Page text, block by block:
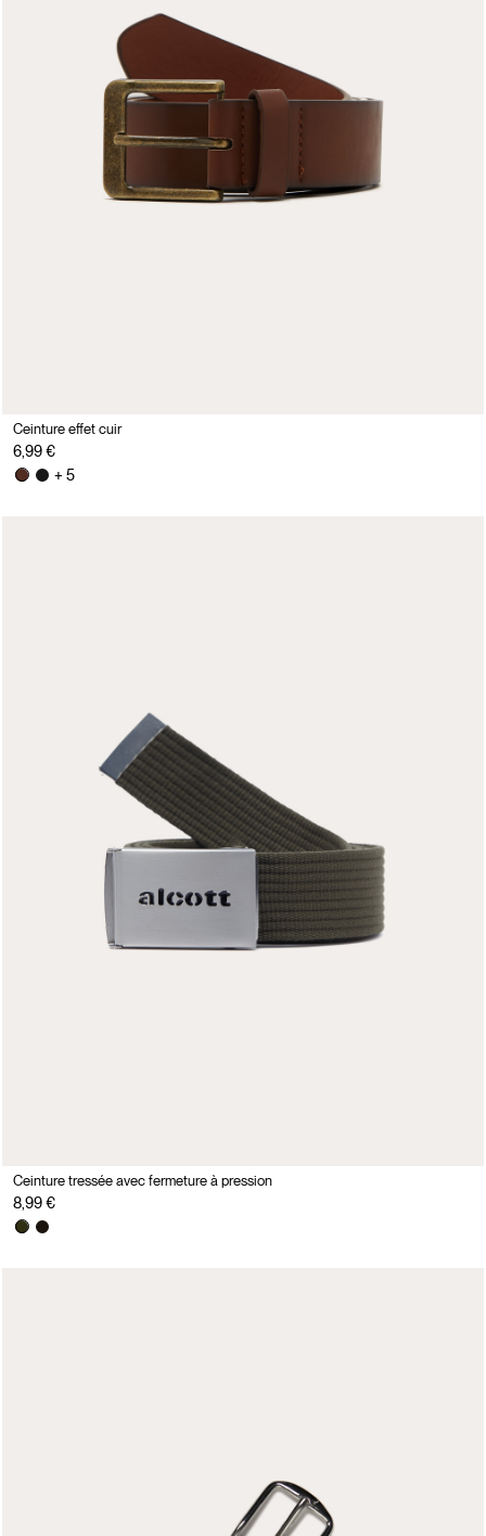
Ceinture effet cuir
6,99 €
+ 5
Ceinture tressée avec fermeture à pression
8,99 €